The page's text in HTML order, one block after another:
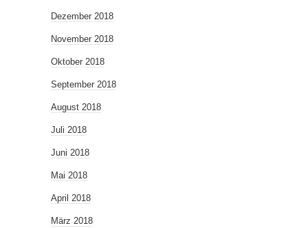
Dezember 2018
November 2018
Oktober 2018
September 2018
August 2018
Juli 2018
Juni 2018
Mai 2018
April 2018
März 2018